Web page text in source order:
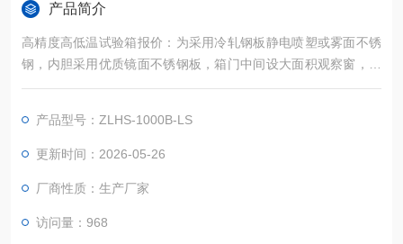
产品简介
高精度高低温试验箱报价：为采用冷轧钢板静电喷塑或雾面不锈
钢，内胆采用优质镜面不锈钢板，箱门中间设大面积观察窗，并
配有观察灯，使用户可以清晰地看到试样的试验情况。外型整体
产品型号：ZLHS-1000B-LS
更新时间：2026-05-26
厂商性质：生产厂家
访问量：968